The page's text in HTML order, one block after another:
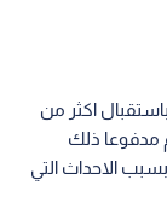
اكثر من
مدفوعا ذلك
الاحداث التي